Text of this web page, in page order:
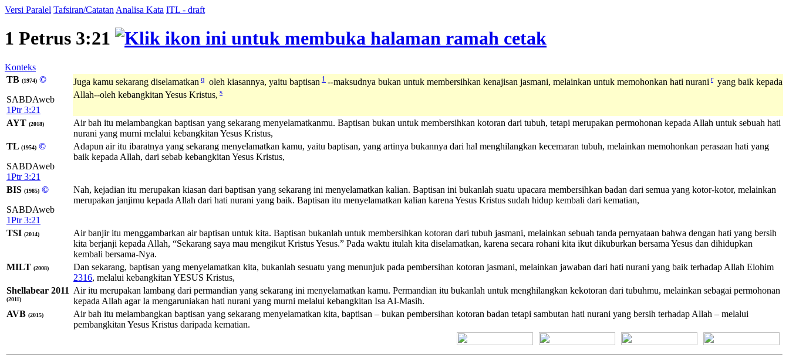
Versi Paralel Tafsiran/Catatan Analisa Kata ITL - draft
1 Petrus 3:21
Konteks
TB (1974) ©
SABDAweb
1Ptr 3:21
Juga kamu sekarang diselamatkan q oleh kiasannya, yaitu baptisan 1 --maksudnya bukan untuk membersihkan kenajisan jasmani, melainkan untuk memohonkan hati nurani r yang baik kepada
Allah--oleh kebangkitan Yesus Kristus, s
AYT (2018)
Air bah itu melambangkan baptisan yang sekarang menyelamatkanmu. Baptisan bukan untuk membersihkan kotoran dari tubuh, tetapi merupakan permohonan kepada Allah untuk sebuah hati
nurani yang murni melalui kebangkitan Yesus Kristus,
TL (1954) ©
SABDAweb
1Ptr 3:21
Adapun air itu ibaratnya yang sekarang menyelamatkan kamu, yaitu baptisan, yang artinya bukannya dari hal menghilangkan kecemaran tubuh, melainkan memohonkan perasaan hati yang
baik kepada Allah, dari sebab kebangkitan Yesus Kristus,
BIS (1985) ©
SABDAweb
1Ptr 3:21
Nah, kejadian itu merupakan kiasan dari baptisan yang sekarang ini menyelamatkan kalian. Baptisan ini bukanlah suatu upacara membersihkan badan dari semua yang kotor-kotor, melainkan
merupakan janjimu kepada Allah dari hati nurani yang baik. Baptisan itu menyelamatkan kalian karena Yesus Kristus sudah hidup kembali dari kematian,
TSI (2014)
Air banjir itu menggambarkan air baptisan untuk kita. Baptisan bukanlah untuk membersihkan kotoran dari tubuh jasmani, melainkan sebuah tanda pernyataan bahwa dengan hati yang bersih
kita berjanji kepada Allah, “Sekarang saya mau mengikut Kristus Yesus.” Pada waktu itulah kita diselamatkan, karena secara rohani kita ikut dikuburkan bersama Yesus dan dihidupkan
kembali bersama-Nya.
MILT (2008) Dan sekarang, baptisan yang menyelamatkan kita, bukanlah sesuatu yang menunjuk pada pembersihan kotoran jasmani, melainkan jawaban dari hati nurani yang baik terhadap Allah Elohim
2316, melalui kebangkitan YESUS Kristus,
Shellabear 2011
(2011)
Air itu merupakan lambang dari permandian yang sekarang ini menyelamatkan kamu. Permandian itu bukanlah untuk menghilangkan kekotoran dari tubuhmu, melainkan sebagai permohonan
kepada Allah agar Ia mengaruniakan hati nurani yang murni melalui kebangkitan Isa Al-Masih.
AVB (2015)
Air bah itu melambangkan baptisan yang sekarang menyelamatkan kita, baptisan – bukan pembersihan kotoran badan tetapi sambutan hati nurani yang bersih terhadap Allah – melalui
pembangkitan Yesus Kristus daripada kematian.